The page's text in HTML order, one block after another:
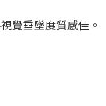
覺垂墜度質感佳。